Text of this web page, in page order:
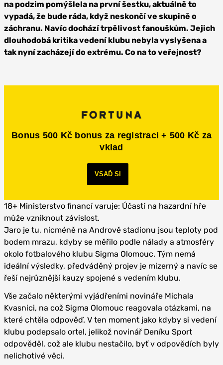
na podzim pomýšlela na první šestku, aktuálně to
vypadá, že bude ráda, když neskončí ve skupině o
záchranu. Navíc dochází trpělivost fanouškům. Jejich
dlouhodobá kritika vedení klubu nebyla vyslyšena a
tak nyní zacházejí do extrému. Co na to veřejnost?
Bonus 500 Kč bonus za registraci + 500 Kč za
vklad
VSAĎ SI
18+ Ministerstvo financí varuje: Účastí na hazardní hře
může vzniknout závislost.
Jaro je tu, nicméně na Andrově stadionu jsou teploty pod
bodem mrazu, kdyby se měřilo podle nálady a atmosféry
okolo fotbalového klubu Sigma Olomouc. Tým nemá
ideální výsledky, předváděný projev je mizerný a navíc se
řeší nejrůznější kauzy spojené s vedením klubu.
Vše začalo některými vyjádřeními novináře Michala
Kvasnici, na což Sigma Olomouc reagovala otázkami, na
které chtěla odpověď. V ten moment jako kdyby si vedení
klubu podepsalo ortel, jelikož novinář Deníku Sport
odpověděl, což ale klubu nestačilo, byť v odpovědích byly
nelichotivé věci.